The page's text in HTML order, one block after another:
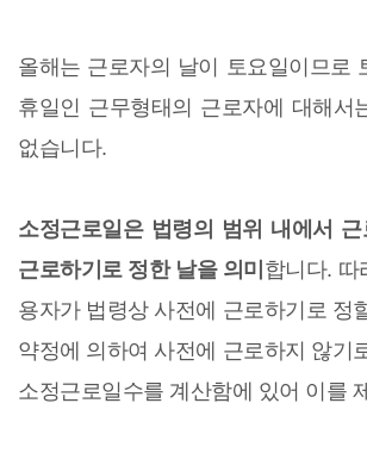
올해는 근로자의 날이 토요일이므로
휴일인 근무형태의 근로자에 대해서
없습니다.
소정근로일은 법령의 범위 내에서
근로하기로 정한 날을 의미 합니다. 따
용자가 법령상 사전에 근로하기로 정
약정에 의하여 사전에 근로하지 않기
소정근로일수를 계산함에 있어 이를